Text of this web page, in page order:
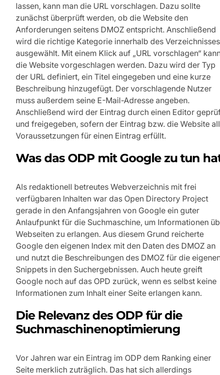
lassen, kann man die URL vorschlagen. Dazu sollte
zunächst überprüft werden, ob die Website den
Anforderungen seitens DMOZ entspricht. Anschließend
wird die richtige Kategorie innerhalb des Verzeichnisses
ausgewählt. Mit einem Klick auf „URL vorschlagen“
die Website vorgeschlagen werden. Dazu wird der Typ
der URL definiert, ein Titel eingegeben und eine kurze
Beschreibung hinzugefügt. Der vorschlagende Nutzer
muss außerdem seine E-Mail-Adresse angeben.
Anschließend wird der Eintrag durch einen Editor
und freigegeben, sofern der Eintrag bzw. die Website
Voraussetzungen für einen Eintrag erfüllt.
Was das ODP mit Google zu tun
Als redaktionell betreutes Webverzeichnis mit frei
verfügbaren Inhalten war das Open Directory Project
gerade in den Anfangsjahren von Google ein guter
Anlaufpunkt für die Suchmaschine, um Informationen
Webseiten zu erlangen. Aus diesem Grund reicherte
Google den eigenen Index mit den Daten des DMOZ an
und nutzt die Beschreibungen des DMOZ für die
Snippets in den Suchergebnissen. Auch heute greift
Google noch auf das OPD zurück, wenn es selbst keine
Informationen zum Inhalt einer Seite erlangen kann.
Die Relevanz des ODP für die
Suchmaschinenoptimierung
Vor Jahren war ein Eintrag im ODP dem Ranking einer
Seite merklich zuträglich. Das hat sich allerdings